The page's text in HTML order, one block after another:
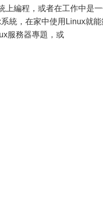
上編程，或者在工作中是
統，在家中使用Linux就
服務器專題，或